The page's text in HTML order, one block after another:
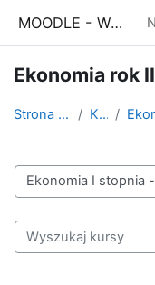
MOODLE - WSE Białystok
Ekonomia rok II
Strona główna Kursy
Kategorie kursów
Wyszukaj kursy